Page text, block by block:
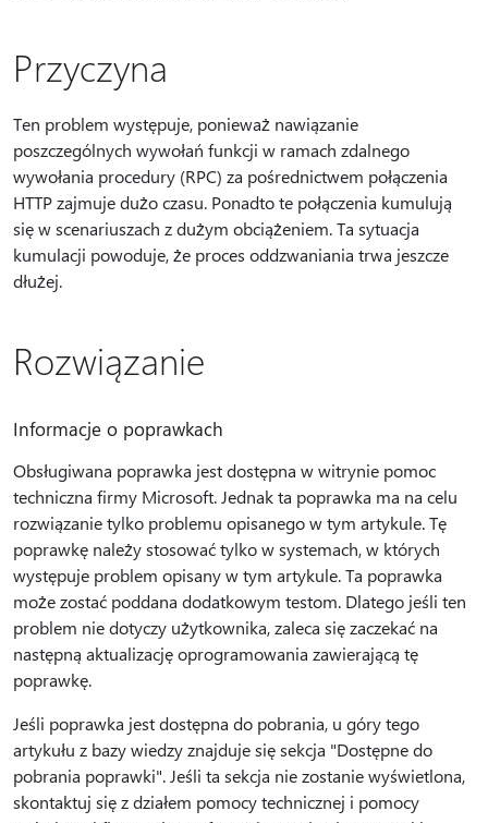
Przyczyna
Ten problem występuje, ponieważ nawiązanie
poszczególnych wywołań funkcji w ramach zdalnego
wywołania procedury (RPC) za pośrednictwem połączenia
HTTP zajmuje dużo czasu. Ponadto te połączenia kumulują
się w scenariuszach z dużym obciążeniem. Ta sytuacja
kumulacji powoduje, że proces oddzwaniania trwa jeszcze
dłużej.
Rozwiązanie
Informacje o poprawkach
Obsługiwana poprawka jest dostępna w witrynie pomoc
techniczna firmy Microsoft. Jednak ta poprawka ma na celu
rozwiązanie tylko problemu opisanego w tym artykule. Tę
poprawkę należy stosować tylko w systemach, w których
występuje problem opisany w tym artykule. Ta poprawka
może zostać poddana dodatkowym testom. Dlatego jeśli ten
problem nie dotyczy użytkownika, zaleca się zaczekać na
następną aktualizację oprogramowania zawierającą tę
poprawkę.
Jeśli poprawka jest dostępna do pobrania, u góry tego
artykułu z bazy wiedzy znajduje się sekcja "Dostępne do
pobrania poprawki". Jeśli ta sekcja nie zostanie wyświetlona,
skontaktuj się z działem pomocy technicznej i pomocy